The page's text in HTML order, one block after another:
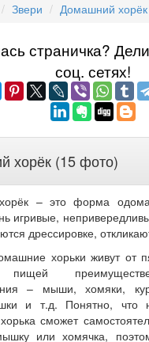
Звери Домашний хорёк
страничка?
соц. сетях!
хорёк (15 фото)
– это форма
игривые,
дрессировке,
хорьки живут от
пищей
– мыши, хомяки,
и т.д. Понятно, что
сможет
или хомячка,